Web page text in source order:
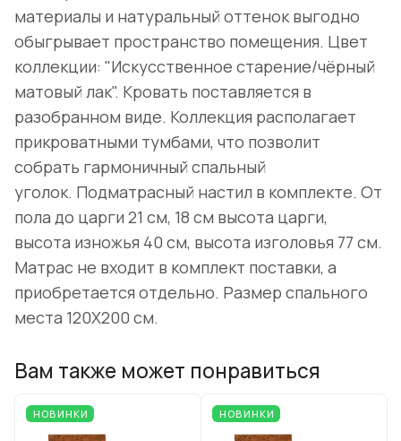
материалы и натуральный оттенок выгодно
обыгрывает пространство помещения. Цвет
коллекции: "Искусственное старение/чёрный
матовый лак". Кровать поставляется в
разобранном виде. Коллекция располагает
прикроватными тумбами, что позволит
собрать гармоничный спальный
уголок. Подматрасный настил в комплекте. От
пола до царги 21 см, 18 см высота царги,
высота изножья 40 см, высота изголовья 77 см.
Матрас не входит в комплект поставки, а
приобретается отдельно. Размер спального
места 120Х200 см.
Вам также может понравиться
НОВИНКИ НОВИНКИ